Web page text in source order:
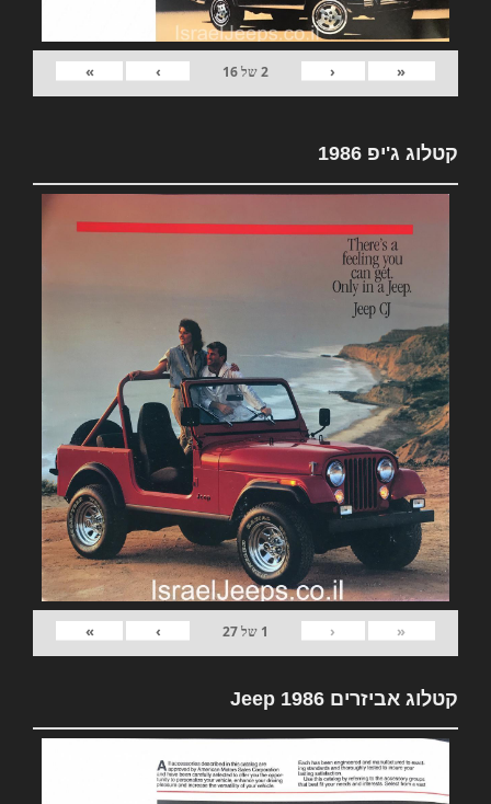
«
‹
2של16
›
»
קטלוג ג'יפ 1986
«
‹
1 של27
›
»
קטלוג אביזרים Jeep 1986